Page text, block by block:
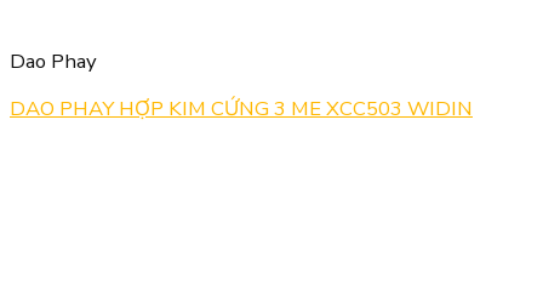
Dao Phay
DAO PHAY HỢP KIM CỨNG 3 ME XCC503 WIDIN